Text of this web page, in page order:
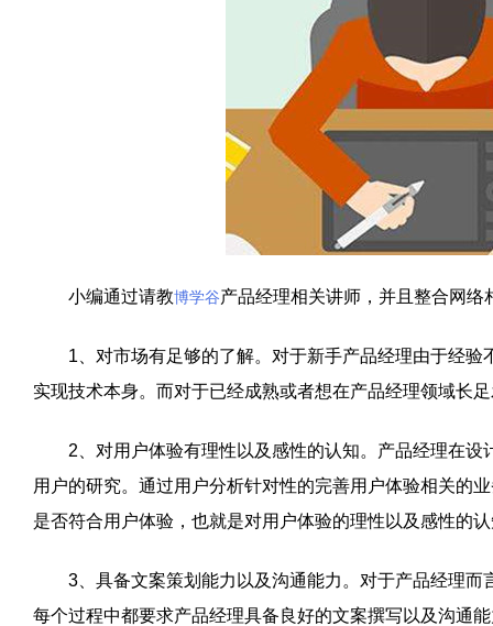
小编通过请教博学谷产品经理相关讲师，并且整合网
1、对市场有足够的了解。对于新手产品经理由于经验
实现技术本身。而对于已经成熟或者想在产品经理领域长
2、对用户体验有理性以及感性的认知。产品经理在设
用户的研究。通过用户分析针对性的完善用户体验相关的
是否符合用户体验，也就是对用户体验的理性以及感性的
3、具备文案策划能力以及沟通能力。对于产品经理而
每个过程中都要求产品经理具备良好的文案撰写以及沟通